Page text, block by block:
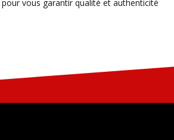
vous garantir qualité et authenticité